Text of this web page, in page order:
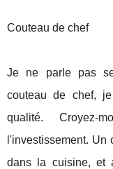
Couteau de chef
Je ne parle pas
couteau de chef,
qualité.
l'investissement.
dans la cuisine, et